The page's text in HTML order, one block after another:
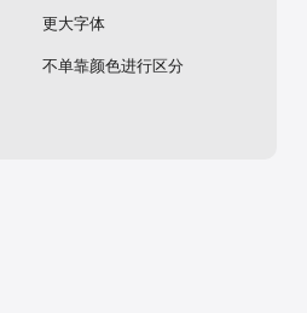
更大字体
不单靠颜色进行区分